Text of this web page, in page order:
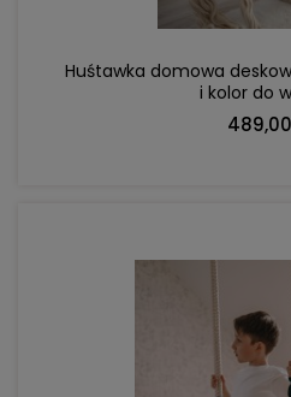
Huśtawka domowa
i kolor do
489,00